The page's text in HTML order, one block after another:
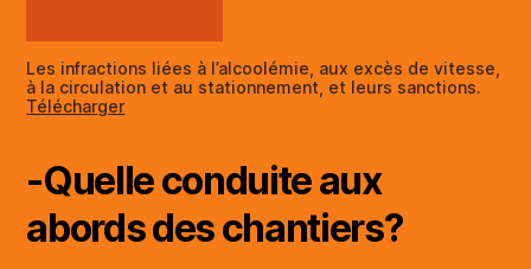
Les infractions liées à l’alcoolémie, aux excès de vitesse,
à la circulation et au stationnement, et leurs sanctions.
Télécharger
-Quelle conduite aux
abords des chantiers?